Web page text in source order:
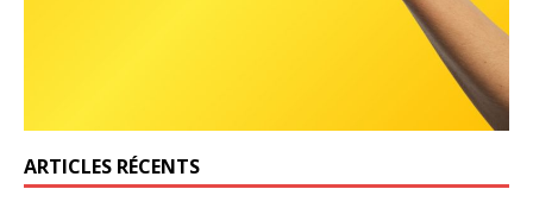
ARTICLES RÉCENTS